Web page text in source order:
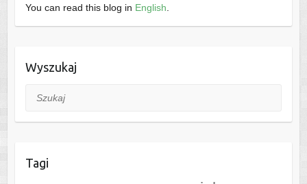
You can read this blog in English
Wyszukaj
Szukaj
Tagi